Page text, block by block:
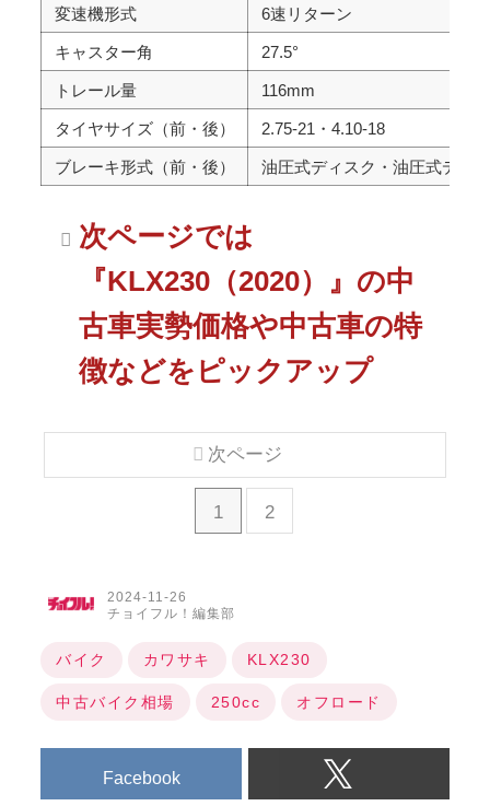
変速機形式 6速リターン
キャスター角 27.5°
トレール量 116mm
タイヤサイズ（前・後） 2.75-21・4.10-18
ブレーキ形式（前・後） 油圧式ディスク・油圧式ディ
次ページでは
『KLX230（2020）』の中
古車実勢価格や中古車の特
徴などをピックアップ
1 2
次ページ
2024-11-26
チョイフル！編集部
バイク カワサキ KLX230
中古バイク相場 250cc オフロード
Facebook